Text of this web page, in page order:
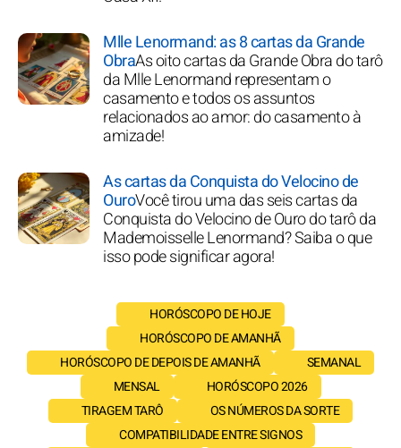
Mlle Lenormand: as 8 cartas da Grande
ObraAs oito cartas da Grande Obra do tarô
da Mlle Lenormand representam o
casamento e todos os assuntos
relacionados ao amor: do casamento à
amizade!
As cartas da Conquista do Velocino de
OuroVocê tirou uma das seis cartas da
Conquista do Velocino de Ouro do tarô da
Mademoisselle Lenormand? Saiba o que
isso pode significar agora!
HORÓSCOPO DE HOJE
HORÓSCOPO DE AMANHÃ
HORÓSCOPO DE DEPOIS DE AMANHÃ
SEMANAL
MENSAL
HORÓSCOPO 2026
TIRAGEM TARÔ
OS NÚMEROS DA SORTE
COMPATIBILIDADE ENTRE SIGNOS